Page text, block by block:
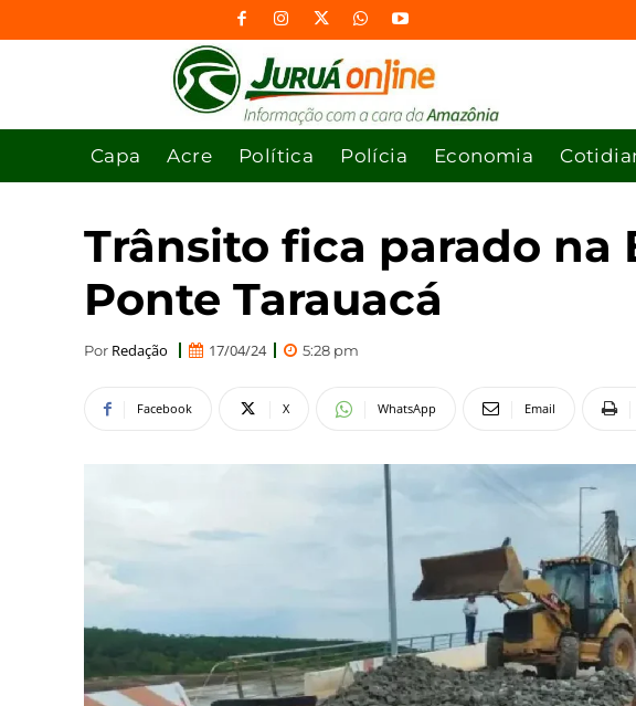
Capa Acre Política Polícia Economia
Trânsito fica parado na
Ponte Tarauacá
Por Redação 17/04/24 5:28 pm
Facebook X WhatsApp Email